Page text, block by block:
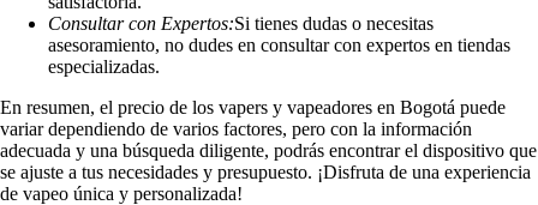
Consultar con Expertos:Si tienes dudas o necesitas
asesoramiento, no dudes en consultar con expertos en tiendas
especializadas.
En resumen, el precio de los vapers y vapeadores en Bogotá puede
variar dependiendo de varios factores, pero con la información
adecuada y una búsqueda diligente, podrás encontrar el dispositivo que
se ajuste a tus necesidades y presupuesto. ¡Disfruta de una experiencia
de vapeo única y personalizada!